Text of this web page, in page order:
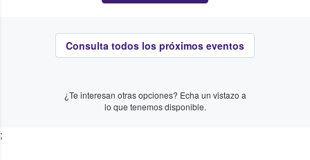
Consulta todos los próximos eventos
¿Te interesan otras opciones? Echa un vistazo a
lo que tenemos disponible.
;